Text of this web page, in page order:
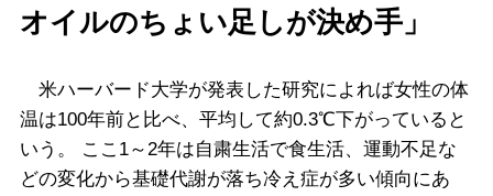
オイルのちょい足しが決め手」
米ハーバード大学が発表した研究によれば女性の体
温は100年前と比べ、平均して約0.3℃下がっていると
いう。 ここ1～2年は自粛生活で食生活、運動不足な
どの変化から基礎代謝が落ち冷え症が多い傾向にあ